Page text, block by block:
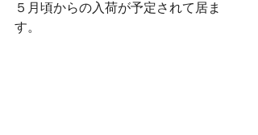
５月頃からの入荷が予定されて居ま
す。